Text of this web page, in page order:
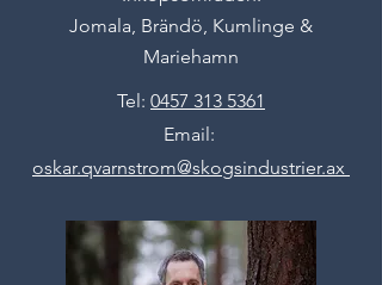
Jomala, Brändö, Kumlinge &
Mariehamn
Tel: 0457 313 5361
Email:
oskar.qvarnstrom@skogsindustrier.ax